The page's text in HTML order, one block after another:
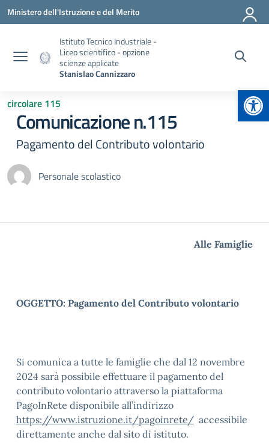
Vai ai contenuti
Vai al menu di navigazione
Vai al footer
Ministero dell'Istruzione e del Merito
Istituto Tecnico Industriale -
Liceo scientifico - opzione
scienze applicate
Stanislao Cannizzaro
circolare 115
Comunicazione n.115
Pagamento del Contributo volontario
Personale scolastico
Alle Famiglie
OGGETTO: Pagamento del Contributo volontario
Si comunica a tutte le famiglie che dal 12 novembre
2024 sarà possibile effettuare il pagamento del
contributo volontario attraverso la piattaforma
PagoInRete disponibile all’indirizzo
https://www.istruzione.it/pagoinrete/ accessibile
direttamente anche dal sito di istituto.